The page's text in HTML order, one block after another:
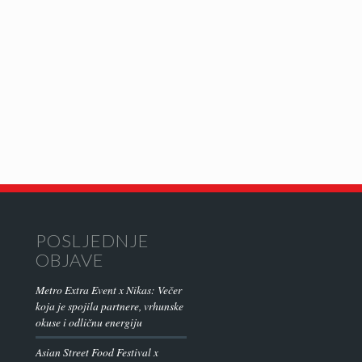
POSLJEDNJE
OBJAVE
Metro Extra Event x Nikas: Večer
koja je spojila partnere, vrhunske
okuse i odličnu energiju
Asian Street Food Festival x